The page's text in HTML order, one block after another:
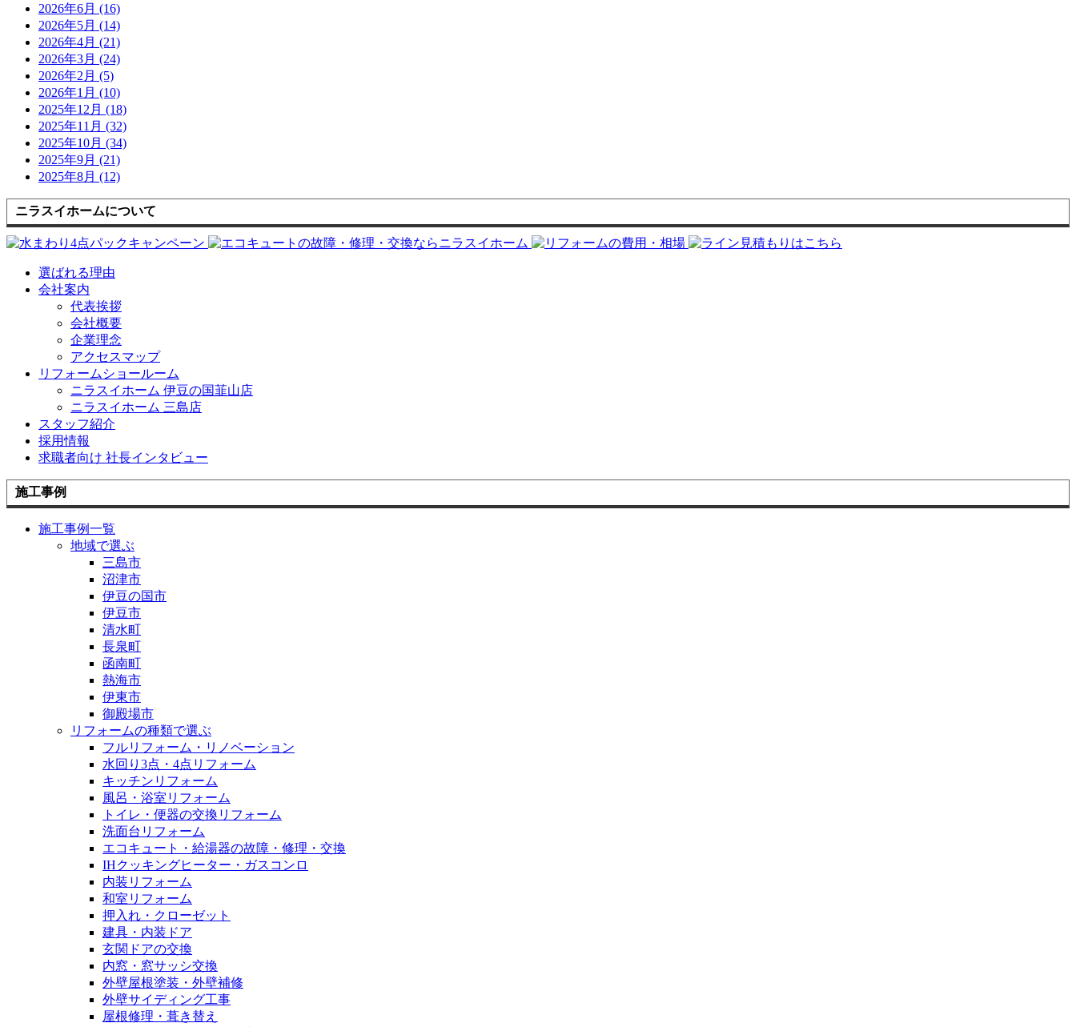
2026年6月 (16)
2026年5月 (14)
2026年4月 (21)
2026年3月 (24)
2026年2月 (5)
2026年1月 (10)
2025年12月 (18)
2025年11月 (32)
2025年10月 (34)
2025年9月 (21)
2025年8月 (12)
ニラスイホームについて
選ばれる理由
会社案内
代表挨拶
会社概要
企業理念
アクセスマップ
リフォームショールーム
ニラスイホーム 伊豆の国韮山店
ニラスイホーム 三島店
スタッフ紹介
採用情報
求職者向け 社長インタビュー
施工事例
施工事例一覧
地域で選ぶ
三島市
沼津市
伊豆の国市
伊豆市
清水町
長泉町
函南町
熱海市
伊東市
御殿場市
リフォームの種類で選ぶ
フルリフォーム・リノベーション
水回り3点・4点リフォーム
キッチンリフォーム
風呂・浴室リフォーム
トイレ・便器の交換リフォーム
洗面台リフォーム
エコキュート・給湯器の故障・修理・交換
IHクッキングヒーター・ガスコンロ
内装リフォーム
和室リフォーム
押入れ・クローゼット
建具・内装ドア
玄関ドアの交換
内窓・窓サッシ交換
外壁屋根塗装・外壁補修
外壁サイディング工事
屋根修理・葺き替え